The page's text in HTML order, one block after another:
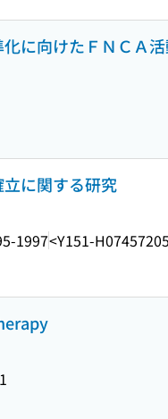
に向けたＦＮＣＡ
に関する研究
1997<Y151-